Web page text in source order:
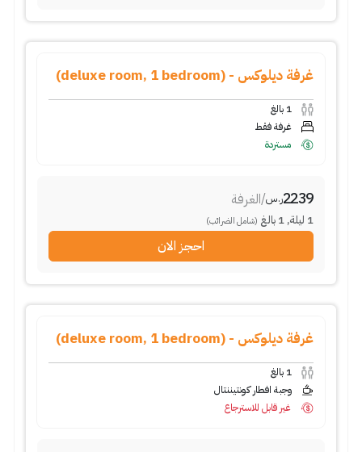
غرفة ديلوكس - (deluxe room, 1 bedroom)
1 بالغ
غرفة فقط
مستردة
2239ر.س/الغرفة
1 ليلة,
1 بالغ (شامل الضرائب)
احجز الان
غرفة ديلوكس - (deluxe room, 1 bedroom)
1 بالغ
وجبة افطار كونتيننتال
غير قابل للاسترجاع